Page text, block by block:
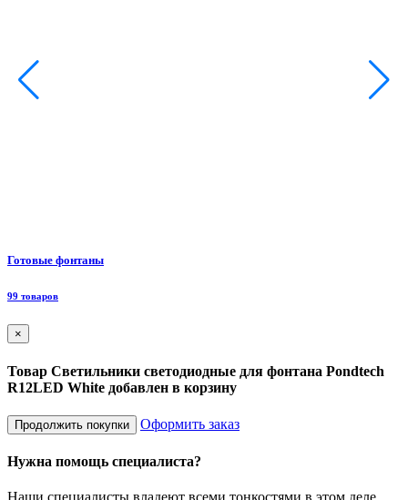
Готовые фонтаны
99 товаров
×
Товар Светильники светодиодные для фонтана Pondtech
R12LED White добавлен в корзину
Продолжить покупки Оформить заказ
Нужна помощь специалиста?